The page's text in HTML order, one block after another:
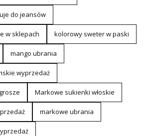
do jeansów
w sklepach kolorowy sweter w paski
mango ubrania
wyprzedaż
Markowe sukienki włoskie
markowe ubrania